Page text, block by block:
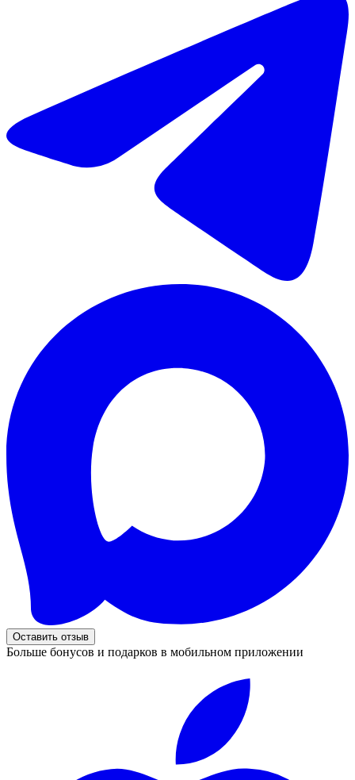
Оставить отзыв
Больше бонусов и подарков в мобильном приложении